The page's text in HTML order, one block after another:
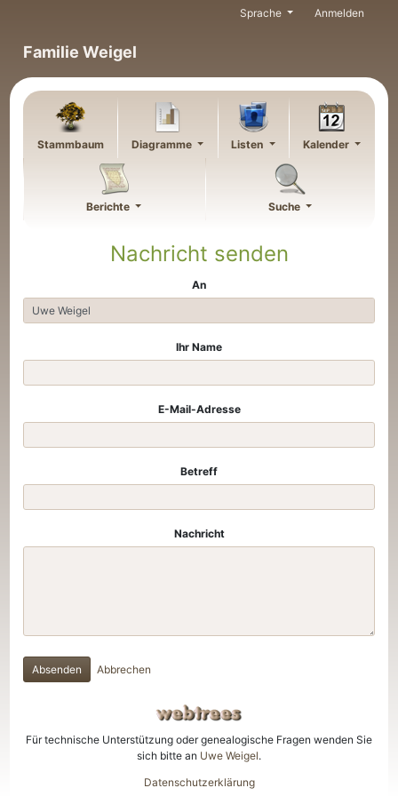
Familie Weigel
Sprache Anmelden
Stammbaum Diagramme Listen Kalender
Berichte Suche
Nachricht senden
An
Ihr Name
E-Mail-Adresse
Betreff
Nachricht
Absenden Abbrechen
Für technische Unterstützung oder genealogische Fragen wenden Sie
sich bitte an Uwe Weigel.
Datenschutzerklärung